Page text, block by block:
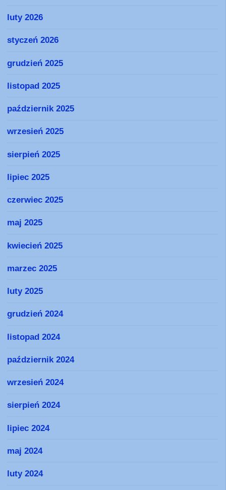
luty 2026
styczeń 2026
grudzień 2025
listopad 2025
październik 2025
wrzesień 2025
sierpień 2025
lipiec 2025
czerwiec 2025
maj 2025
kwiecień 2025
marzec 2025
luty 2025
grudzień 2024
listopad 2024
październik 2024
wrzesień 2024
sierpień 2024
lipiec 2024
maj 2024
luty 2024